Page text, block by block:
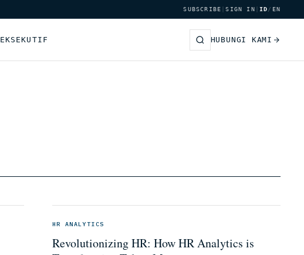
SUBSCRIBE |SIGN IN ID/ EN
EKSEKUTIF HUBUNGI KAMI
HR ANALYTICS
Revolutionizing HR: How HR Analytics is